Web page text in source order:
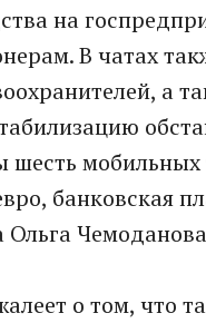
на
В чатах
а
мобильных
банковская
Ольга
о том, что